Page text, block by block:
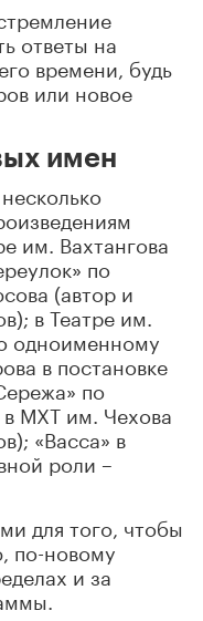
ответы на
времени, будь
или новое
имен
им. Вахтангова
по
(автор и
в Театре им.
одноименному
в постановке
по
МХТ им. Чехова
«Васса» в
роли –
для того, чтобы
по-новому
и за